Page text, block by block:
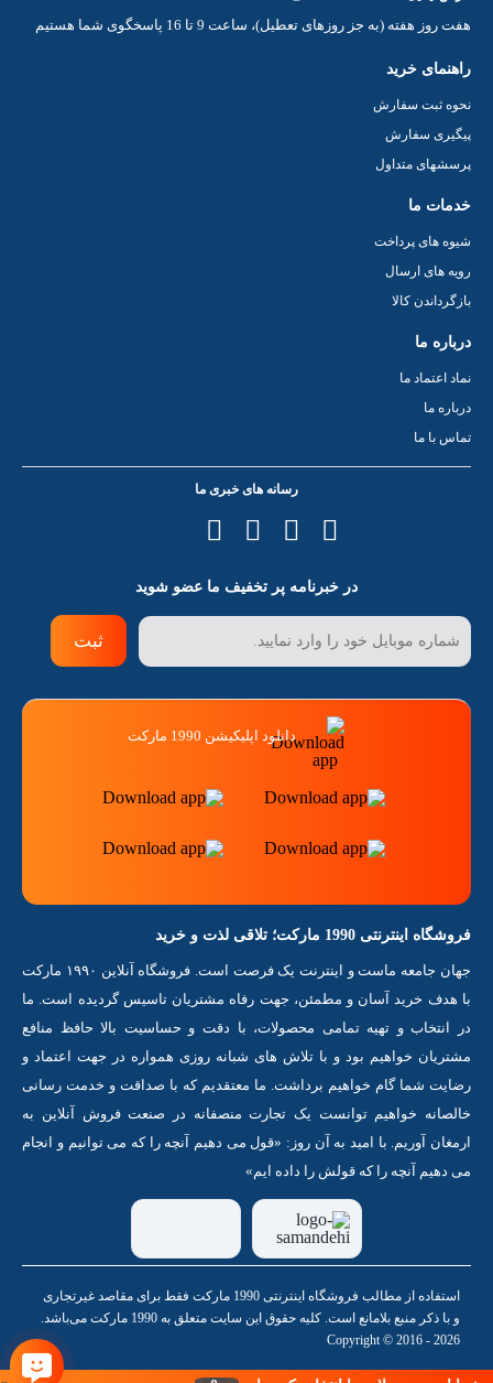
هفت روز هفته (به جز روزهای تعطیل)، ساعت 9 تا 16 پاسخگوی شما هستیم
راهنمای خرید
نحوه ثبت سفارش
پیگیری سفارش
پرسشهای متداول
خدمات ما
شیوه های پرداخت
رویه های ارسال
بازگرداندن کالا
درباره ما
نماد اعتماد ما
درباره ما
تماس با ما
رسانه های خبری ما
در خبرنامه پر تخفیف ما عضو شوید
ثبت
دانلود اپلیکیشن 1990 مارکت
فروشگاه اینترنتی 1990 مارکت؛ تلاقی لذت و خرید
جهان جامعه ماست و اینترنت یک فرصت است. فروشگاه آنلاین ۱۹۹۰ مارکت
با هدف خرید آسان و مطمئن، جهت رفاه مشتریان تاسیس گردیده است. ما
در انتخاب و تهیه تمامی محصولات، با دقت و حساسیت بالا حافظ منافع
مشتریان خواهیم بود و با تلاش های شبانه روزی همواره در جهت اعتماد و
رضایت شما گام خواهیم برداشت. ما معتقدیم که با صداقت و خدمت رسانی
خالصانه خواهیم توانست یک تجارت منصفانه در صنعت فروش آنلاین به
ارمغان آوریم. با امید به آن روز: «قول می دهیم آنچه را که می توانیم و انجام
می دهیم آنچه را که قولش را داده ایم»
استفاده از مطالب فروشگاه اینترنتی 1990 مارکت فقط برای مقاصد غیرتجاری
و با ذکر منبع بلامانع است. کلیه حقوق این سایت متعلق به 1990 مارکت می‌باشد.
Copyright © 2016 - 2026